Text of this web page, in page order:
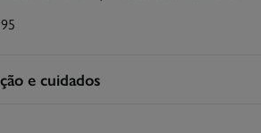
e cuidados